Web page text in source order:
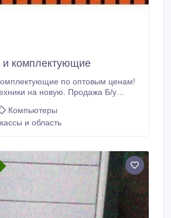
комплектующие
по оптовым ценам!
на новую. Продажа Б/у
Компьютеры
и область